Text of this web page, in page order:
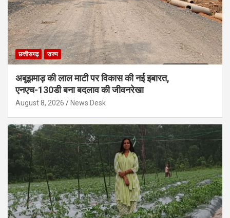
छत्तीसगढ़ राज्य
अबूझमाड़ की लाल माटी पर विकास की नई इबारत,
एनएच-130डी बना बदलाव की जीवनरेखा
August 8, 2026 News Desk